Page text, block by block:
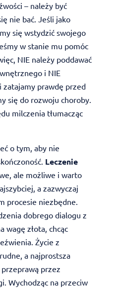
– należy być
nie bać. Jeśli jako
się wstydzić swojego
w stanie mu pomóc
NIE należy poddawać
i NIE
prawdę przed
się do rozwoju choroby.
milczenia tłumacząc
o tym, aby nie
Leczenie
ale możliwe i warto
a zazwyczaj
procesie niezbędne.
dobrego dialogu z
wagę złota, chcąc
Życie z
a najprostsza
przez
Wychodząc na przeciw